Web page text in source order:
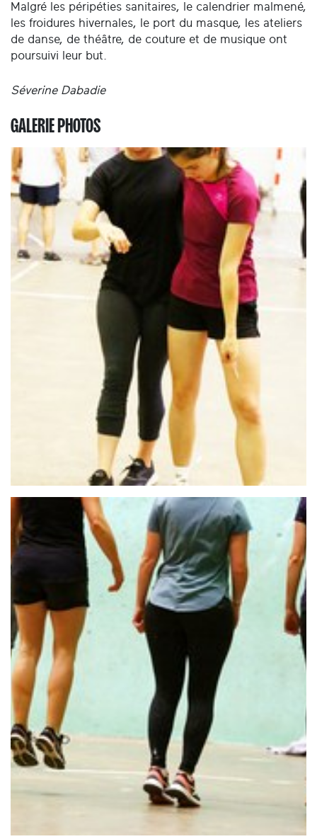
Malgré les péripéties sanitaires, le calendrier malmené,
les froidures hivernales, le port du masque, les ateliers
de danse, de théâtre, de couture et de musique ont
poursuivi leur but.
Séverine Dabadie
GALERIE PHOTOS